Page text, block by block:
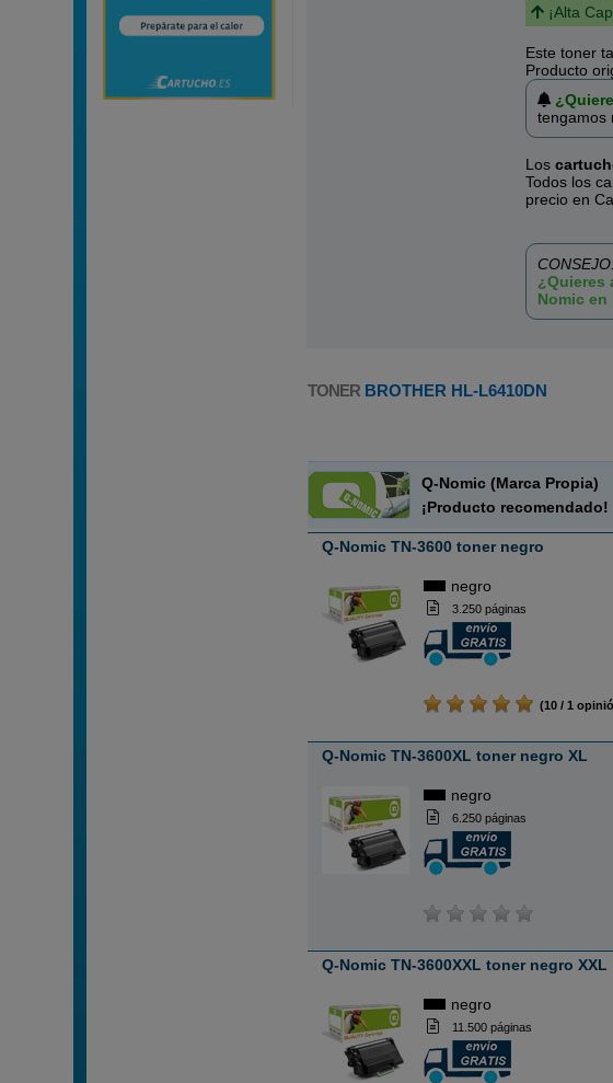
¡Alta
Este toner
Producto
tengamos
Los
Todos los
precio en
CONSEJO:
¿Quieres
Nomic
TONER BROTHER HL-L6410DN
Q-Nomic (Marca Propia)
¡Producto recomendado!
Q-Nomic TN-3600 toner negro
negro
3.250 páginas
(10 / 1
Q-Nomic TN-3600XL toner negro XL
negro
6.250 páginas
Q-Nomic TN-3600XXL toner negro XXL
negro
11.500 páginas